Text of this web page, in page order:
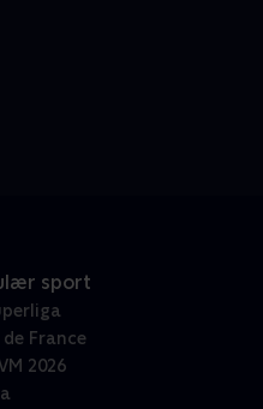
sport
France
2026